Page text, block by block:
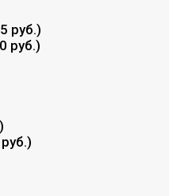
руб.)
руб.)